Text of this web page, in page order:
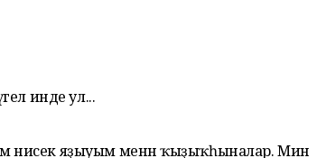
инде ул...
нисек яҙыуым менән ҡыҙыҡһыналар. Мин